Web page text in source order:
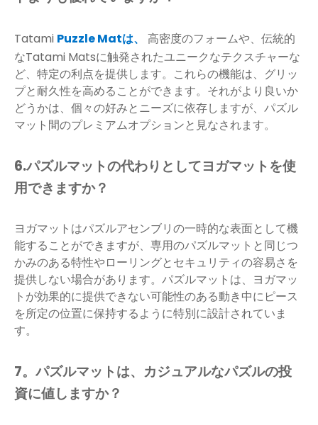
Tatami Puzzle Matは、
高密度のフォームや、伝統的
なTatami Matsに触発されたユニークなテクスチャーな
ど、特定の利点を提供します。これらの機能は、グリッ
プと耐久性を高めることができます。それがより良いか
どうかは、個々の好みとニーズに依存しますが、パズル
マット間のプレミアムオプションと見なされます。
6.パズルマットの代わりとしてヨガマットを使
用できますか？
ヨガマットはパズルアセンブリの一時的な表面として機
能することができますが、専用のパズルマットと同じつ
かみのある特性やローリングとセキュリティの容易さを
提供しない場合があります。パズルマットは、ヨガマッ
トが効果的に提供できない可能性のある動き中にピース
を所定の位置に保持するように特別に設計されていま
す。
7。パズルマットは、カジュアルなパズルの投
資に値しますか？